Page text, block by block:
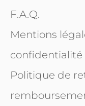
F.A.Q.
Mentions
confidentialité
Politique de